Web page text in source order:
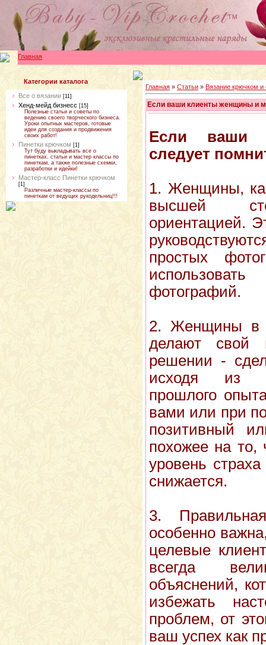
Главная
Категории каталога
Все о вязании [11]
Хенд-мейд бизнесс [15]
Полезные статьи и советы по
ведению своего творческого бизнеса.
Уроки опытных мастеров, готовые
идеи для создания и продвижения
своих работ!
Пинетки крючком [1]
Тут буду выкладывать все о
пинетках, статьи и мастер классы по
пинеткам, а также полезные схемки,
разработки и идейки!
Мастер-класс Пинетки крючком
[1]
Различные мастер-классы по
пинеткам от ведущих рукодельниц!!!
Главная» Статьи» Вязание крючком и
Если ваши клиенты женщины и
Если ваши
следует
1. Женщины,
высшей
ориентацией.
простых
фотографий.
2. Женщины в
делают свой
решении -
исходя из
прошлого
вами или при
позитивный
похожее на то,
уровень
снижается.
3.
особенно
целевые
всегда
объяснений,
избежать
проблем, от
ваш успех как